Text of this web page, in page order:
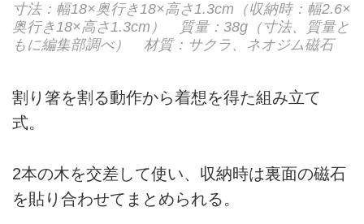
寸法：幅18×奥行き18×高さ1.3cm（収納時：幅2.6×
奥行き18×高さ1.3cm） 質量：38g（寸法、質量と
もに編集部調べ） 材質：サクラ、ネオジム磁石
割り箸を割る動作から着想を得た組み立て
式。
2本の木を交差して使い、収納時は裏面の磁石
を貼り合わせてまとめられる。